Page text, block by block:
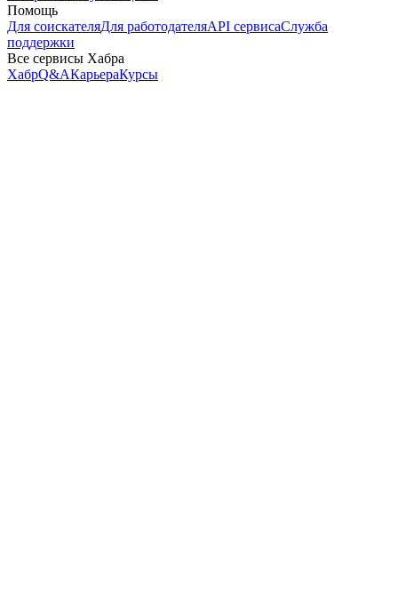
Помощь
Для соискателяДля работодателяAPI сервисаСлужба
поддержки
Все сервисы Хабра
ХабрQ&AКарьераКурсы